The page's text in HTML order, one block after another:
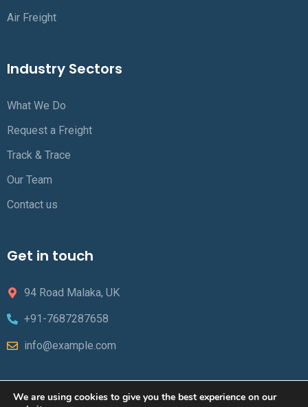
Air Freight
Industry Sectors
What We Do
Request a Freight
Track & Trace
Our Team
Contact us
Get in touch
94 Road Malaka, UK
+91-7687287658
info@example.com
We are using cookies to give you the best experience on our